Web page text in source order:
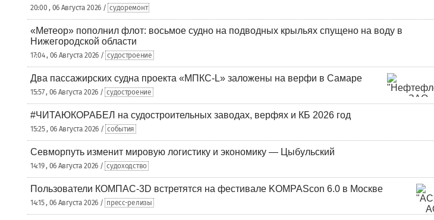
20:00 , 06 Августа 2026 / судоремонт
«Метеор» пополнил флот: восьмое судно на подводных крыльях спущено на воду в
Нижегородской области
17:04 , 06 Августа 2026 / судостроение
Два пассажирских судна проекта «МПКС-L» заложены на верфи в Самаре
15:57 , 06 Августа 2026 / судостроение
#ЧИТАЮКОРАБЕЛ на судостроительных заводах, верфях и КБ 2026 год
15:25 , 06 Августа 2026 / события
Севморпуть изменит мировую логистику и экономику — Цыбульский
14:19 , 06 Августа 2026 / судоходство
Пользователи КОМПАС-3D встретятся на фестивале KOMPAScon 6.0 в Москве
14:15 , 06 Августа 2026 / пресс-релизы